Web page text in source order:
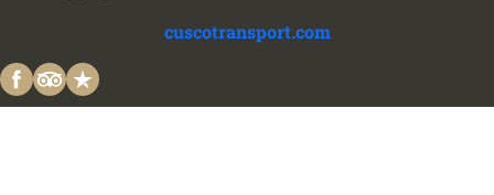
cuscotransport.com